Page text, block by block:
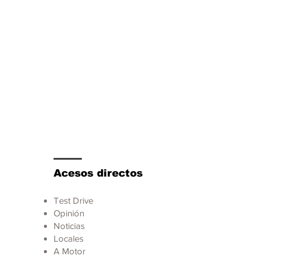
Acesos directos
Test Drive
Opinión
Noticias
Locales
A Motor